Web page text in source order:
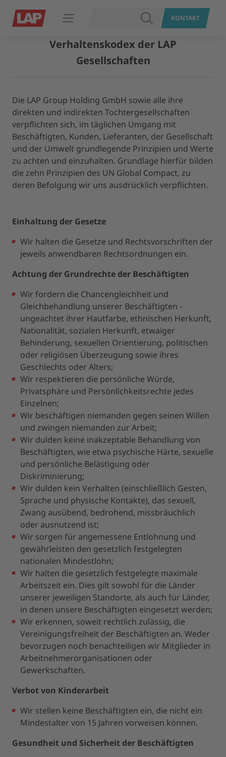
Navigation öffnen SUCHENKONTAKT
Verhaltenskodex der LAP
Gesellschaften
Die LAP Group Holding GmbH sowie alle ihre
direkten und indirekten Tochtergesellschaften
verpflichten sich, im täglichen Umgang mit
Beschäftigten, Kunden, Lieferanten, der Gesellschaft
und der Umwelt grundlegende Prinzipien und Werte
zu achten und einzuhalten. Grundlage hierfür bilden
die zehn Prinzipien des UN Global Compact, zu
deren Befolgung wir uns ausdrücklich verpflichten.
Einhaltung der Gesetze
Wir halten die Gesetze und Rechtsvorschriften der
jeweils anwendbaren Rechtsordnungen ein.
Achtung der Grundrechte der Beschäftigten
Wir fordern die Chancengleichheit und
Gleichbehandlung unserer Beschäftigten -
ungeachtet ihrer Hautfarbe, ethnischen Herkunft,
Nationalität, sozialen Herkunft, etwaiger
Behinderung, sexuellen Orientierung, politischen
oder religiösen Überzeugung sowie ihres
Geschlechts oder Alters;
Wir respektieren die persönliche Würde,
Privatsphäre und Persönlichkeitsrechte jedes
Einzelnen;
Wir beschäftigen niemanden gegen seinen Willen
und zwingen niemanden zur Arbeit;
Wir dulden keine inakzeptable Behandlung von
Beschäftigten, wie etwa psychische Härte, sexuelle
und persönliche Belästigung oder
Diskriminierung;
Wir dulden kein Verhalten (einschließlich Gesten,
Sprache und physische Kontakte), das sexuell,
Zwang ausübend, bedrohend, missbräuchlich
oder ausnutzend ist;
Wir sorgen für angemessene Entlohnung und
gewährleisten den gesetzlich festgelegten
nationalen Mindestlohn;
Wir halten die gesetzlich festgelegte maximale
Arbeitszeit ein. Dies gilt sowohl für die Länder
unserer jeweiligen Standorte, als auch für Länder,
in denen unsere Beschäftigten eingesetzt werden;
Wir erkennen, soweit rechtlich zulässig, die
Vereinigungsfreiheit der Beschäftigten an. Weder
bevorzugen noch benachteiligen wir Mitglieder in
Arbeitnehmerorganisationen oder
Gewerkschaften.
Verbot von Kinderarbeit
Wir stellen keine Beschäftigten ein, die nicht ein
Mindestalter von 15 Jahren vorweisen können.
Gesundheit und Sicherheit der Beschäftigten